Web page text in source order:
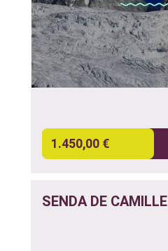
1.450,00 €
SENDA DE CAMILLE